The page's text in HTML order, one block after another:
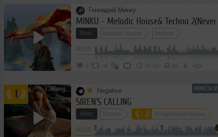
Геннадий Минку
MINKU - Melodic House& Techno
Микс Melodic House Techno
39:58 99 </>
МИКСЫ И
1 Negative
SIREN'S CALLING
Микс Techno 1 Progressive House
1 Club/Dance